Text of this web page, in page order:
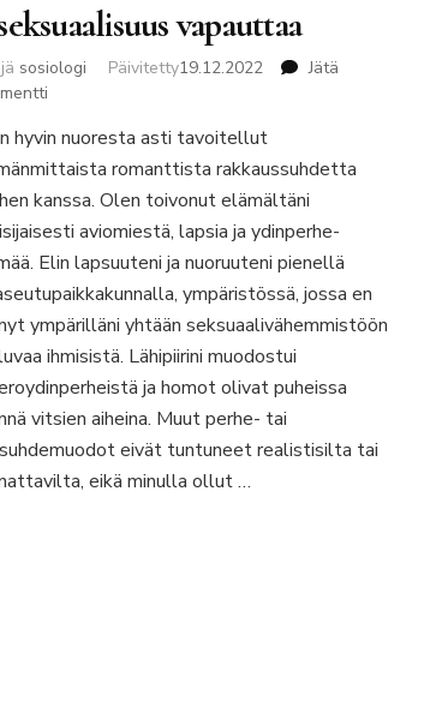
vapauttaa
sosiologi Päivitetty19.12.2022
Jätä
artikkeliin
vapauttaa
hyvin nuoresta asti tavoitellut
romanttista rakkaussuhdetta
kanssa. Olen toivonut elämältäni
aviomiestä, lapsia ja ydinperhe-
Elin lapsuuteni ja nuoruuteni pienellä
ympäristössä, jossa en
ympärilläni yhtään seksuaalivähemmistöön
ihmisistä. Lähipiirini muodostui
ja homot olivat puheissa
vitsien aiheina. Muut perhe- tai
eivät tuntuneet realistisilta tai
eikä minulla ollut …